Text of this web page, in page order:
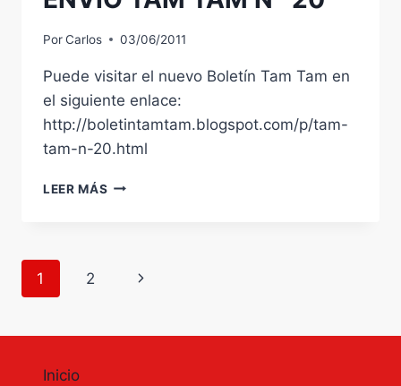
PorCarlos 03/06/2011
Puede visitar el nuevo Boletín Tam Tam en
el siguiente enlace:
http://boletintamtam.blogspot.com/p/tam-
tam-n-20.html
LEER MÁS ENVÍO
Navegación
1 2
Siguiente
Inicio